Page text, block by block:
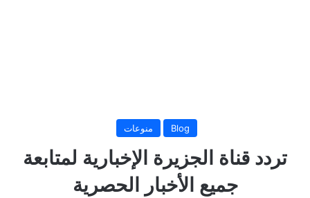
Blog منوعات
تردد قناة الجزيرة الإخبارية لمتابعة
جميع الأخبار الحصرية